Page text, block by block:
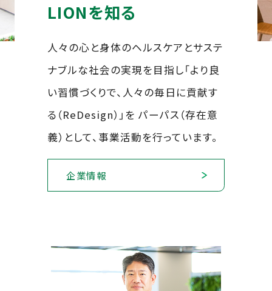
LIONを知る
人々の心と身体のヘルスケアとサステ
ナブルな社会の実現を目指し「より良
い習慣づくりで、人々の毎日に貢献す
る（ReDesign）」を パーパス（存在意
義）として、事業活動を行っています。
企業情報